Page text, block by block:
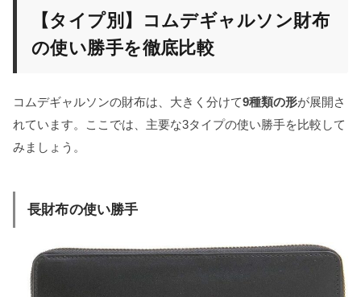
【タイプ別】コムデギャルソン財布
の使い勝手を徹底比較
コムデギャルソンの財布は、大きく分けて9種類の形が展開さ
れています。ここでは、主要な3タイプの使い勝手を比較して
みましょう。
長財布の使い勝手